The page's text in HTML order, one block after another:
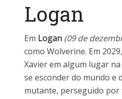
Logan
Em Logan (09 de
como Wolverine. Em
Xavier em algum lugar
se esconder do mundo e
mutante, perseguido por